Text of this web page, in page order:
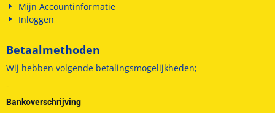
Mijn Accountinformatie
Inloggen
Betaalmethoden
Wij hebben volgende betalingsmogelijkheden;
-
Bankoverschrijving